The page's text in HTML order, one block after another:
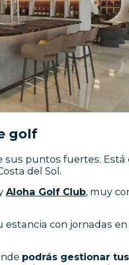
golf
sus puntos fuertes. Está
del Sol.
Aloha Golf Club, muy
con jornadas
podrás gestionar